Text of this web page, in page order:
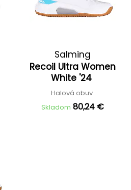
Salming
Recoil Ultra Women
White '24
Halová obuv
Skladom 80,24 €